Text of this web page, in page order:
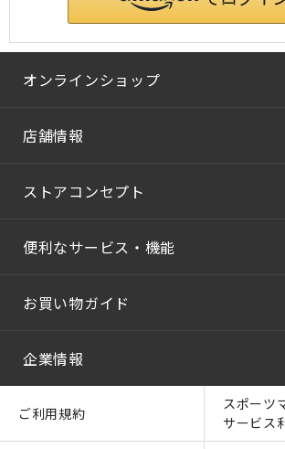
オンラインショップ
店舗情報
ストアコンセプト
便利なサービス・機能
お買い物ガイド
企業情報
ご利用規約
スポーツ
サービス